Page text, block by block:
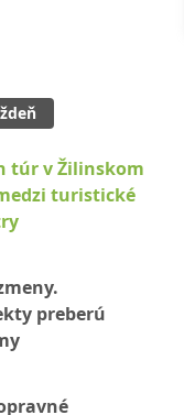
túr v Žilinskom
turistické
preberú